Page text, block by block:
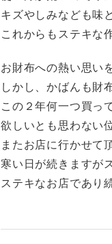
キズやしみなども味
これからもステキな
お財布への熱い思い
しかし、かばんも財
この２年何一つ買っ
欲しいとも思わない
またお店に行かせて
寒い日が続きますが
ステキなお店であり